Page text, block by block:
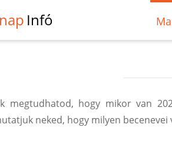
Infó
megtudhatod, hogy mikor van
neked, hogy milyen